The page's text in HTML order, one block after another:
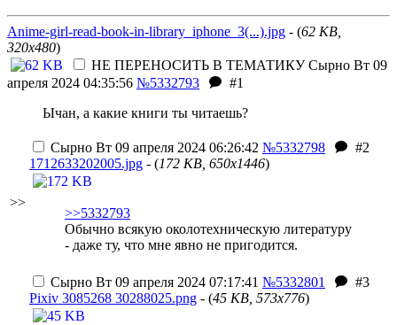
Anime-girl-read-book-in-library_iphone_3(...).jpg - (62 KB,
320x480)
НЕ ПЕРЕНОСИТЬ В ТЕМАТИКУ Сырно Вт 09
апреля 2024 04:35:56 №5332793
#1
Ычан, а какие книги ты читаешь?
>>
Сырно Вт 09 апреля 2024 06:26:42 №5332798
#2
1712633202005.jpg - (172 KB, 650x1446)
>>5332793
Обычно всякую околотехническую литературу
- даже ту, что мне явно не пригодится.
Сырно Вт 09 апреля 2024 07:17:41 №5332801
#3
Pixiv 3085268 30288025.png - (45 KB, 573x776)